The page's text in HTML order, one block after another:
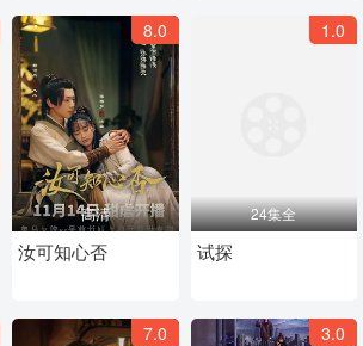
8.0
高清
汝可知心否
1.0
24集全
试探
7.0 3.0